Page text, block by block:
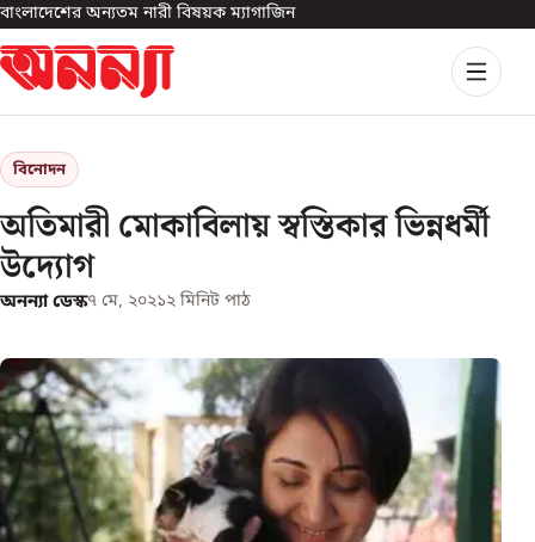
বাংলাদেশের অন্যতম নারী বিষয়ক ম্যাগাজিন
বিনোদন
অতিমারী মোকাবিলায় স্বস্তিকার ভিন্নধর্মী
উদ্যোগ
অনন্যা ডেস্ক৭ মে, ২০২১২ মিনিট পাঠ